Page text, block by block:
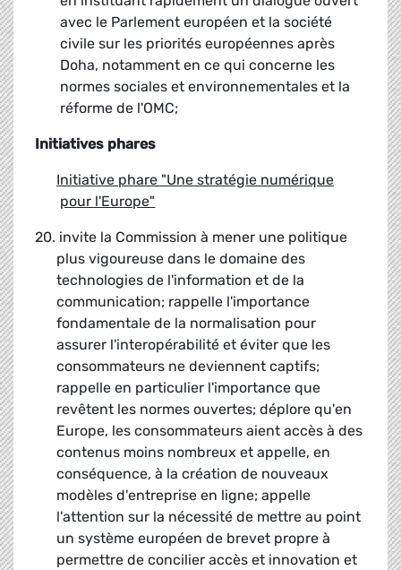
avec le Parlement européen et la société
civile sur les priorités européennes après
Doha, notamment en ce qui concerne les
normes sociales et environnementales et la
réforme de l'OMC;
Initiatives phares
Initiative phare "Une stratégie numérique
pour l'Europe"
20. invite la Commission à mener une politique
plus vigoureuse dans le domaine des
technologies de l'information et de la
communication; rappelle l'importance
fondamentale de la normalisation pour
assurer l'interopérabilité et éviter que les
consommateurs ne deviennent captifs;
rappelle en particulier l'importance que
revêtent les normes ouvertes; déplore qu'en
Europe, les consommateurs aient accès à des
contenus moins nombreux et appelle, en
conséquence, à la création de nouveaux
modèles d'entreprise en ligne; appelle
l'attention sur la nécessité de mettre au point
un système européen de brevet propre à
permettre de concilier accès et innovation et